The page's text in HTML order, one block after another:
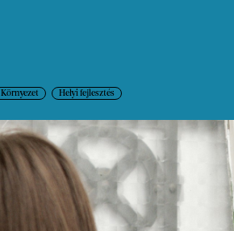
Környezet Helyi fejlesztés